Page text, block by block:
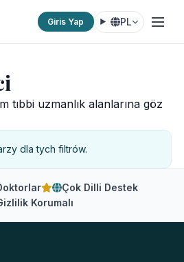
Giris Yap PL
tıbbi uzmanlık alanlarına göz
dla tych filtrów.
Çok Dilli Destek
Korumalı